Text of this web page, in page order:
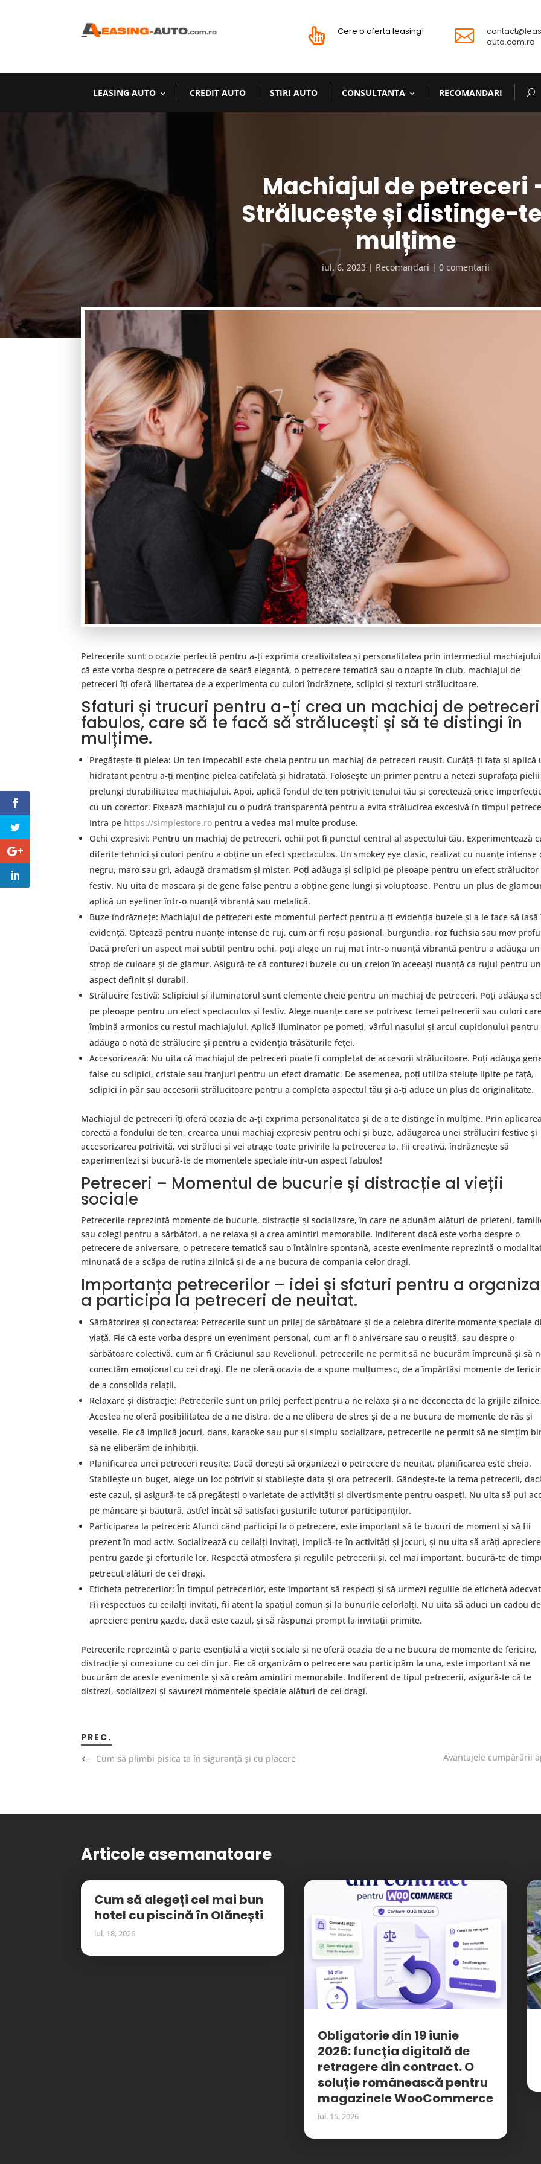
 Cere o oferta leasing! 
auto.com.ro
LEASING AUTO CREDIT AUTO STIRI AUTO CONSULTANTA RECOMANDARI
Machiajul de petreceri
Strălucește și distinge-
mulțime
iul. 6, 2023 Recomandari 0 comentarii
Petrecerile sunt o ocazie perfectă pentru a-ți exprima creativitatea și personalitatea prin intermediul
că este vorba despre o petrecere de seară elegantă, o petrecere tematică sau o noapte în club, machiajul de
petreceri îți oferă libertatea de a experimenta cu culori îndrăznețe, sclipici și texturi strălucitoare.
Sfaturi și trucuri pentru a-ți crea un machiaj de petreceri
fabulos, care să te facă să strălucești și să te distingi în
mulțime.
Pregătește-ți pielea: Un ten impecabil este cheia pentru un machiaj de petreceri reușit. Curăță-ți fața și aplică
hidratant pentru a-ți menține pielea catifelată și hidratată. Folosește un primer pentru a netezi suprafața pielii
prelungi durabilitatea machiajului. Apoi, aplică fondul de ten potrivit tenului tău și corectează orice
cu un corector. Fixează machiajul cu o pudră transparentă pentru a evita strălucirea excesivă în timpul
Intra pe https://simplestore.ro pentru a vedea mai multe produse.
Ochi expresivi: Pentru un machiaj de petreceri, ochii pot fi punctul central al aspectului tău. Experimentează
diferite tehnici și culori pentru a obține un efect spectaculos. Un smokey eye clasic, realizat cu nuanțe intense
negru, maro sau gri, adaugă dramatism și mister. Poți adăuga și sclipici pe pleoape pentru un efect strălucitor
festiv. Nu uita de mascara și de gene false pentru a obține gene lungi și voluptoase. Pentru un plus de
aplică un eyeliner într-o nuanță vibrantă sau metalică.
Buze îndrăznețe: Machiajul de petreceri este momentul perfect pentru a-ți evidenția buzele și a le face să iasă
evidență. Optează pentru nuanțe intense de ruj, cum ar fi roșu pasional, burgundia, roz fuchsia sau mov
Dacă preferi un aspect mai subtil pentru ochi, poți alege un ruj mat într-o nuanță vibrantă pentru a adăuga un
strop de culoare și de glamur. Asigură-te că conturezi buzele cu un creion în aceeași nuanță ca rujul pentru un
aspect definit și durabil.
Strălucire festivă: Sclipiciul și iluminatorul sunt elemente cheie pentru un machiaj de petreceri. Poți adăuga
pe pleoape pentru un efect spectaculos și festiv. Alege nuanțe care se potrivesc temei petrecerii sau culori
îmbină armonios cu restul machiajului. Aplică iluminator pe pomeți, vârful nasului și arcul cupidonului pentru
adăuga o notă de strălucire și pentru a evidenția trăsăturile feței.
Accesorizează: Nu uita că machiajul de petreceri poate fi completat de accesorii strălucitoare. Poți adăuga
false cu sclipici, cristale sau franjuri pentru un efect dramatic. De asemenea, poți utiliza steluțe lipite pe față,
sclipici în păr sau accesorii strălucitoare pentru a completa aspectul tău și a-ți aduce un plus de originalitate.
Machiajul de petreceri îți oferă ocazia de a-ți exprima personalitatea și de a te distinge în mulțime. Prin aplicarea
corectă a fondului de ten, crearea unui machiaj expresiv pentru ochi și buze, adăugarea unei străluciri festive și
accesorizarea potrivită, vei străluci și vei atrage toate privirile la petrecerea ta. Fii creativă, îndrăznește să
experimentezi și bucură-te de momentele speciale într-un aspect fabulos!
Petreceri – Momentul de bucurie și distracție al vieții
sociale
Petrecerile reprezintă momente de bucurie, distracție și socializare, în care ne adunăm alături de prieteni,
sau colegi pentru a sărbători, a ne relaxa și a crea amintiri memorabile. Indiferent dacă este vorba despre o
petrecere de aniversare, o petrecere tematică sau o întâlnire spontană, aceste evenimente reprezintă o
minunată de a scăpa de rutina zilnică și de a ne bucura de compania celor dragi.
Importanța petrecerilor – idei și sfaturi pentru a
a participa la petreceri de neuitat.
Sărbătorirea și conectarea: Petrecerile sunt un prilej de sărbătoare și de a celebra diferite momente speciale
viață. Fie că este vorba despre un eveniment personal, cum ar fi o aniversare sau o reușită, sau despre o
sărbătoare colectivă, cum ar fi Crăciunul sau Revelionul, petrecerile ne permit să ne bucurăm împreună și să
conectăm emoțional cu cei dragi. Ele ne oferă ocazia de a spune mulțumesc, de a împărtăși momente de
de a consolida relații.
Relaxare și distracție: Petrecerile sunt un prilej perfect pentru a ne relaxa și a ne deconecta de la grijile zilnice.
Acestea ne oferă posibilitatea de a ne distra, de a ne elibera de stres și de a ne bucura de momente de râs și
veselie. Fie că implică jocuri, dans, karaoke sau pur și simplu socializare, petrecerile ne permit să ne simțim
să ne eliberăm de inhibiții.
Planificarea unei petreceri reușite: Dacă dorești să organizezi o petrecere de neuitat, planificarea este cheia.
Stabilește un buget, alege un loc potrivit și stabilește data și ora petrecerii. Gândește-te la tema petrecerii,
este cazul, și asigură-te că pregătești o varietate de activități și divertismente pentru oaspeți. Nu uita să pui
pe mâncare și băutură, astfel încât să satisfaci gusturile tuturor participanților.
Participarea la petreceri: Atunci când participi la o petrecere, este important să te bucuri de moment și să fii
prezent în mod activ. Socializează cu ceilalți invitați, implică-te în activități și jocuri, și nu uita să arăți apreciere
pentru gazde și eforturile lor. Respectă atmosfera și regulile petrecerii și, cel mai important, bucură-te de
petrecut alături de cei dragi.
Eticheta petrecerilor: În timpul petrecerilor, este important să respecți și să urmezi regulile de etichetă
Fii respectuos cu ceilalți invitați, fii atent la spațiul comun și la bunurile celorlalți. Nu uita să aduci un cadou de
apreciere pentru gazde, dacă este cazul, și să răspunzi prompt la invitații primite.
Petrecerile reprezintă o parte esențială a vieții sociale și ne oferă ocazia de a ne bucura de momente de fericire,
distracție și conexiune cu cei din jur. Fie că organizăm o petrecere sau participăm la una, este important să ne
bucurăm de aceste evenimente și să creăm amintiri memorabile. Indiferent de tipul petrecerii, asigură-te că te
distrezi, socializezi și savurezi momentele speciale alături de cei dragi.
PREC.
Cum să plimbi pisica ta în siguranță și cu plăcere
Avantajele cumpărării
Articole asemanatoare
Cum să alegeți cel mai bun
hotel cu piscină în Olănești
iul. 18, 2026
Obligatorie din 19 iunie
2026: funcția digitală de
retragere din contract. O
soluție românească pentru
magazinele WooCommerce
iul. 15, 2026